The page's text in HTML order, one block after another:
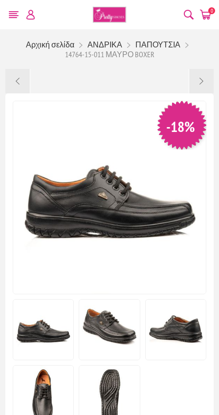
0
Αρχική σελίδα ΑΝΔΡΙΚΑ
ΠΑΠΟΥΤΣΙΑ
14764-15-011 ΜΑΥΡΟ BOXER
-18%